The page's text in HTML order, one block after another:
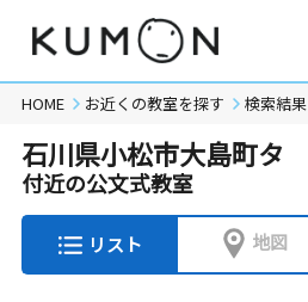
HOME お近くの教室を探す 検索結果
石川県小松市大島町タ
付近の公文式教室
リスト 地図